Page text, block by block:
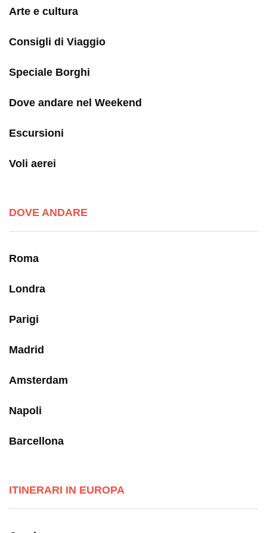
Arte e cultura
Consigli di Viaggio
Speciale Borghi
Dove andare nel Weekend
Escursioni
Voli aerei
DOVE ANDARE
Roma
Londra
Parigi
Madrid
Amsterdam
Napoli
Barcellona
ITINERARI IN EUROPA